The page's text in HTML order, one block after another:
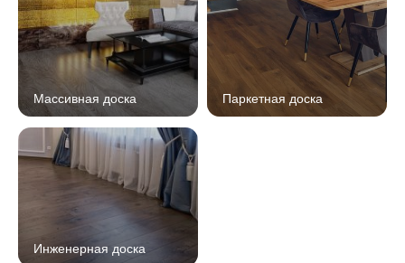
Массивная доска Паркетная доска
Инженерная доска